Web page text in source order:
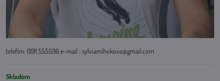
telefón: 0911 555596 e-mail : sylviamihokova@gmail.com
Skladom